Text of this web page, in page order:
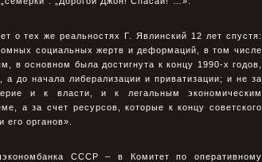
о тех же реальностях Г. Явлинский 12 лет спустя:
социальных жертв и деформаций, в том числе
в основном была достигнута к концу 1990-х годов,
до начала либерализации и приватизации; и не за
и к власти, и к легальным экономическим
а за счет ресурсов, которые к концу советского
органов».
СССР – в Комитет по оперативному